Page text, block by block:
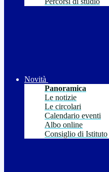
Novità
Panoramica
Le notizie
Le circolari
Calendario eventi
Albo online
Consiglio di Istituto